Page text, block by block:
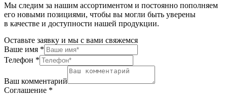
Мы следим за нашим ассортиментом и постоянно пополняем
его новыми позициями, чтобы вы могли быть уверены
в качестве и доступности нашей продукции.
Оставьте заявку и мы с вами свяжемся
Ваше имя *
Телефон *
Ваш комментарий
Соглашение *